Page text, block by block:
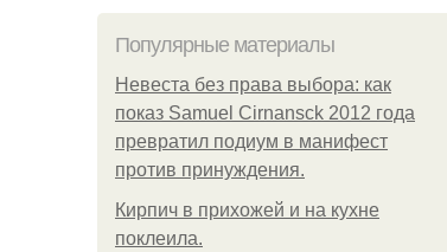
Популярные материалы
Невеста без права выбора: как
показ Samuel Cirnansck 2012 года
превратил подиум в манифест
против принуждения.
Кирпич в прихожей и на кухне
поклеила.